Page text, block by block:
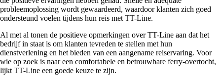
probleemoplossing wordt gewaardeerd, waardoor klanten zich goed
ondersteund voelen tijdens hun reis met TT-Line.
Al met al tonen de positieve opmerkingen over TT-Line aan dat het
bedrijf in staat is om klanten tevreden te stellen met hun
dienstverlening en het bieden van een aangename reiservaring. Voor
wie op zoek is naar een comfortabele en betrouwbare ferry-overtocht,
lijkt TT-Line een goede keuze te zijn.